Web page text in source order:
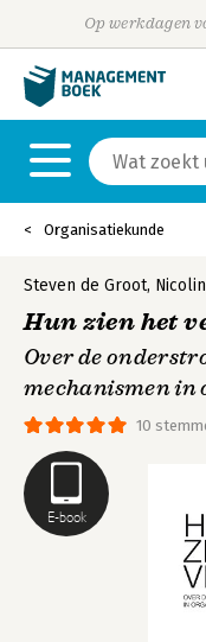
Op werkdagen
Organisatiekunde
E-book
10
Steven de Groot,
Hun zien het
Over de
mechanismen in